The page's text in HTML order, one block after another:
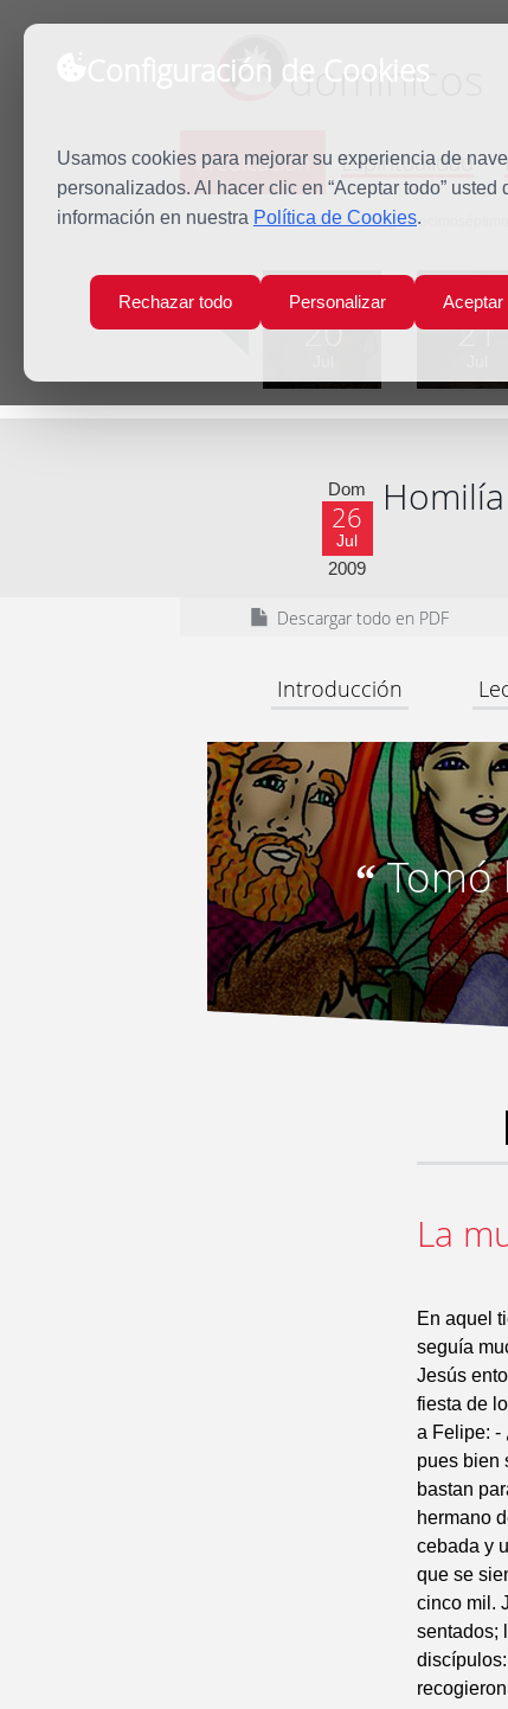
Configuración de Cookies
Usamos cookies para mejorar su experiencia de
personalizados. Al hacer clic en “Aceptar todo”
información en nuestra Política de Cookies.
Rechazar todo Personalizar Aceptar
dominicos
Predicación Espiritualidad
Inicio Predicación Domingo
Lun
20
Mar
21
Dom
26
Jul
2009
Descargar todo en PDF
Introducción
“Tomó
La
En aquel
seguía
Jesús
fiesta de
a Felipe: -
pues bien
bastan
hermano
cebada y
que se
cinco mil.
sentados;